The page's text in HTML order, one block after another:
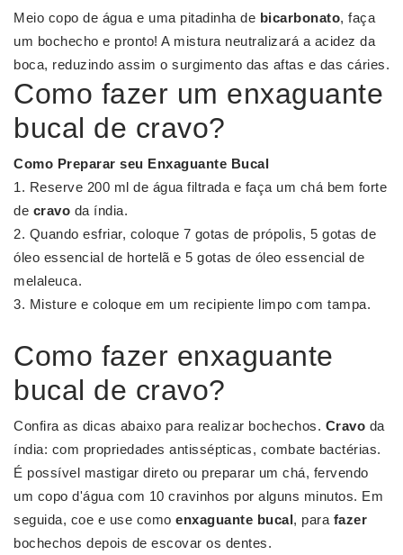
Meio copo de água e uma pitadinha de bicarbonato, faça
um bochecho e pronto! A mistura neutralizará a acidez da
boca, reduzindo assim o surgimento das aftas e das cáries.
Como fazer um enxaguante
bucal de cravo?
Como Preparar seu Enxaguante Bucal
Reserve 200 ml de água filtrada e faça um chá bem forte
de cravo da índia.
Quando esfriar, coloque 7 gotas de própolis, 5 gotas de
óleo essencial de hortelã e 5 gotas de óleo essencial de
melaleuca.
Misture e coloque em um recipiente limpo com tampa.
Como fazer enxaguante
bucal de cravo?
Confira as dicas abaixo para realizar bochechos. Cravo da
índia: com propriedades antissépticas, combate bactérias.
É possível mastigar direto ou preparar um chá, fervendo
um copo d'água com 10 cravinhos por alguns minutos. Em
seguida, coe e use como enxaguante bucal, para fazer
bochechos depois de escovar os dentes.